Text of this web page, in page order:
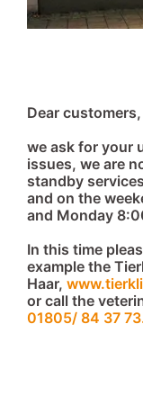
Dear customers,
we ask for your
issues, we are
standby
and on the
and Monday
In this time
example the
Haar,
or call the
01805/ 84 37